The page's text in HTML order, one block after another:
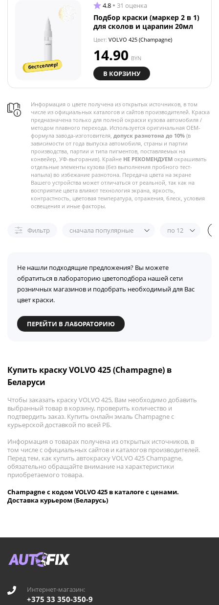
бестселлер!
4.8 31 оценка
Подбор краски (маркер 2 в 1)
для сколов и царапин 20мл
Цвет: VOLVO 425 (Champagne)
14.90 BYN
В КОРЗИНУ
Информация о цвете получена из открытых источников, в том
числе из официальных каталогов и сайтов производителей. Краска
предназначена только для полной окраски кузова автомобиля /
методом плавного перехода. Используется оригинальная OEM-
формула завода-изготовителя, допуск разнотона до 10% (в
зависимости от года выпуска автомобиля, страны и партии
производства, партии и типа пигментов, поставляемых на
конвейер, УФ-выгорания). Крайне НЕ РЕКОМЕНДУЕМ окрашивать
отдельные элементы кузова (без выполнения пробного тест-
напыла) во избежание разнотона. Передача цвета на экране
Вашего устройства может отличаться от реальной, так как на
восприятие цвета влияют технология экрана, яркость,
контрастность, цветовая температура, отражения, блеск, условия
освещения и иные факторы.
Фильтр сначала популярные по 12
Не нашли подходящие предложения? Вы можете
обратиться в лабораторию цветоподбора нашей сети
розничных магазинов и подобрать необходимый для Вас
цвет краски.
ПЕРЕЙТИ В ЛАБОРАТОРИЮ
Купить краску VOLVO 425 (Champagne) в
Беларуси
Чтобы заказать краску VOLVO 425, Вам необходимо добавить
выбранный товар в корзину, проверить количество и
подтвердить заказ. Купить онлайн эмаль Champagne с
курьерской доставкой по всей РБ.
Информация о товарах получена из открытых источников, в
том числе с официальных сайтов и каталогов производителей.
Перед тем, как купить автокраску VOLVO 425 Champagne,
обязательно обращайте внимание на характеристики
приобретаемого товара.
Champagne с кодом VOLVO 425 в каталоге с ценами.
Доставка курьером (Беларусь)
Интернет-магазин:
+375 33 350-350-9